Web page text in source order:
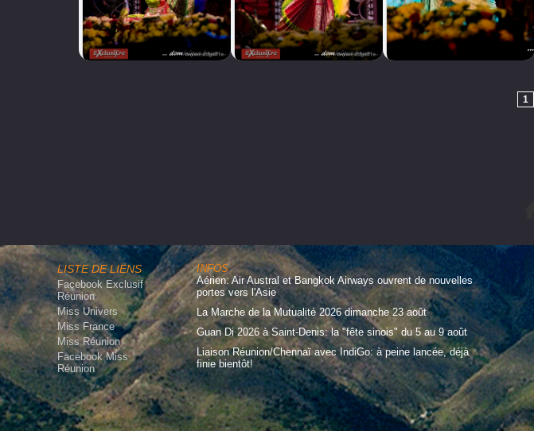
1
LISTE DE LIENS
Facebook Exclusif
Réunion
Miss Univers
Miss France
Miss Réunion
Facebook Miss
Réunion
INFOS
Aérien: Air Austral et Bangkok Airways ouvrent de nouvelles
portes vers l'Asie
La Marche de la Mutualité 2026 dimanche 23 août
Guan Di 2026 à Saint-Denis: la "fête sinois" du 5 au 9 août
Liaison Réunion/Chennaï avec IndiGo: à peine lancée, déjà
finie bientôt!